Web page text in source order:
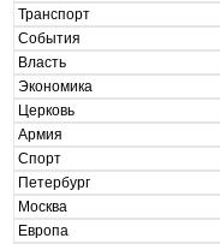
Транспорт
События
Власть
Экономика
Церковь
Армия
Спорт
Петербург
Москва
Европа